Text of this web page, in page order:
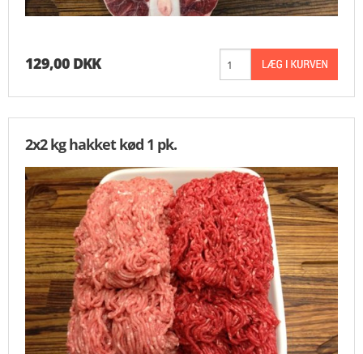
129,00 DKK
2x2 kg hakket kød 1 pk.